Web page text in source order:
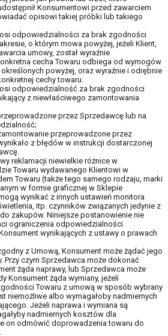
Konsumentowi przed zawarciem
opisowi takiej próbki lub takiego
odpowiedzialności za brak zgodności
o którym mowa powyżej, jeżeli Klient,
umowy, został wyraźnie
cecha Towaru odbiega od wymogów
powyżej, oraz wyraźnie i odrębnie
cechy towaru.
odpowiedzialność za brak zgodności
z niewłaściwego zamontowania
przez Sprzedawcę lub na
przeprowadzone przez
z błędów w instrukcji dostarczonej
reklamacji niewielkie różnice w
Towaru wydawanego Klientowi w
Towaru (także tego samego rodzaju, marki
w formie graficznej w Sklepie
wynikać z innych ustawień monitora
itp. czynników związanych jedynie z
zakupów. Niniejsze postanowienie nie
ograniczenia odpowiedzialności
wynikających z ustawy o prawach
z Umową, Konsument może żądać jego
Przy czym Sprzedawca może dokonać
żąda naprawy, lub Sprzedawca może
Konsument żąda wymiany, jeżeli
Towaru z umową w sposób wybrany
niemożliwe albo wymagałoby nadmiernych
Jeżeli naprawa i wymiana są
nadmiernych kosztów dla
on odmówić doprowadzenia towaru do